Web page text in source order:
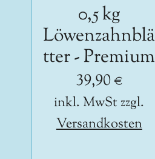
0,5 kg
Löwenzahnblä
tter - Premium
39,90 €
inkl. MwSt zzgl.
Versandkosten